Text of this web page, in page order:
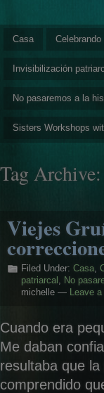
Casa Celebrando
Invisibilización
No pasaremos a la
Sisters Workshops
Tag Archive:
Viejes
Filed Under: Casa,
patriarcal , No
michelle — Leave
Cuando era
Me daban
resultaba que
comprendido